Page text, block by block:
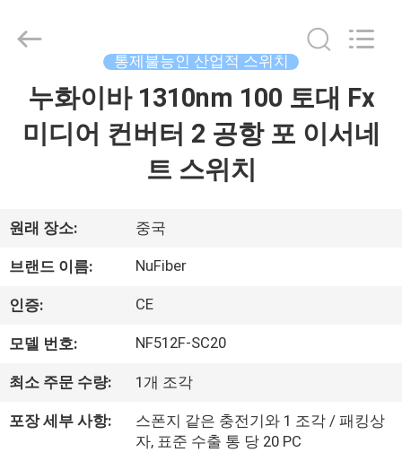
우
리
에
Technology
Co.,Ltd.
Developed
통제불능인 산업적 스위치
누화이바 1310nm 100 토대 Fx
미디어 컨버터 2 공항 포 이서네
트 스위치
원래 장소: 중국
브랜드 이름: NuFiber
인증: CE
모델 번호: NF512F-SC20
최소 주문 수량: 1개 조각
포장 세부 사항:
스폰지 같은 충전기와 1 조각 / 패킹상
자, 표준 수출 통 당 20 PC